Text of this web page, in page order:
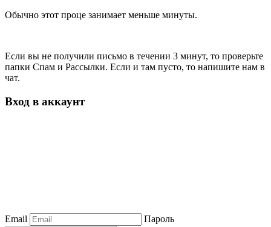
Обычно этот проце занимает меньше минуты.
Если вы не получили письмо в течении 3 минут, то проверьте
папки Спам и Рассылки. Если и там пусто, то напишите нам в
чат.
Вход в аккаунт
Email
Пароль